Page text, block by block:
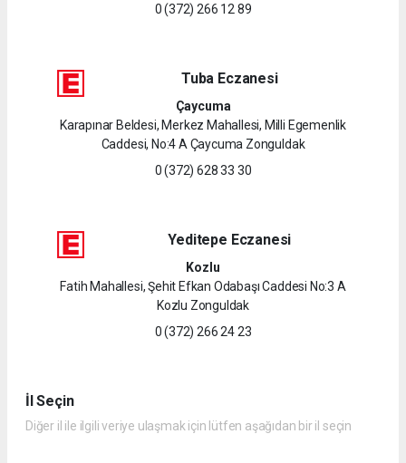
0 (372) 266 12 89
Tuba Eczanesi
Çaycuma
Karapınar Beldesi, Merkez Mahallesi, Milli Egemenlik
Caddesi, No:4 A Çaycuma Zonguldak
0 (372) 628 33 30
Yeditepe Eczanesi
Kozlu
Fatih Mahallesi, Şehit Efkan Odabaşı Caddesi No:3 A
Kozlu Zonguldak
0 (372) 266 24 23
İl Seçin
Diğer il ile ilgili veriye ulaşmak için lütfen aşağıdan bir il seçin